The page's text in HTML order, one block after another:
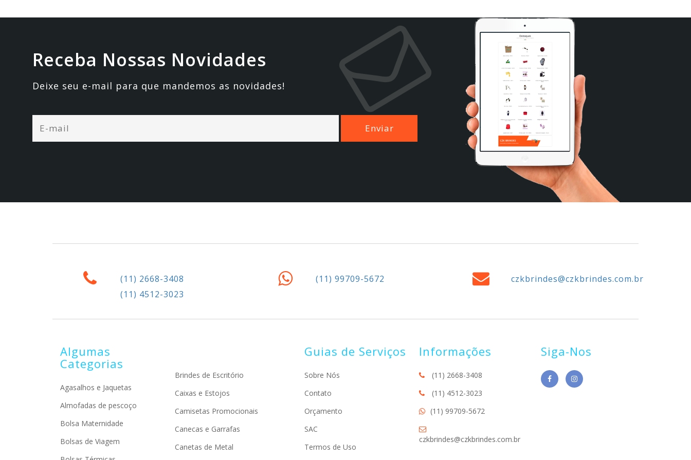
Receba Nossas Novidades
Deixe seu e-mail para que mandemos as novidades!
(11) 2668-3408
(11) 4512-3023
(11) 99709-5672 czkbrindes@czkbrindes.com.br
Algumas
Categorias
Agasalhos e Jaquetas
Almofadas de pescoço
Bolsa Maternidade
Bolsas de Viagem
Brindes de Escritório
Caixas e Estojos
Camisetas Promocionais
Canecas e Garrafas
Canetas de Metal
Guias de Serviços
Sobre Nós
Contato
Orçamento
SAC
Termos de Uso
Informações
(11) 2668-3408
(11) 4512-3023
(11) 99709-5672
czkbrindes@czkbrindes.com.br
Siga-Nos